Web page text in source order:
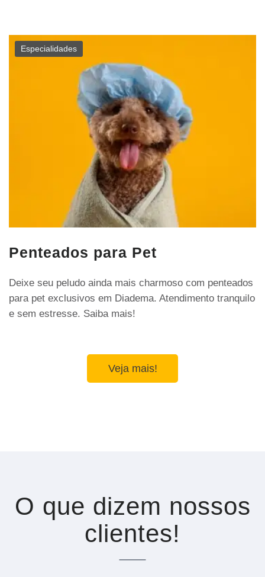
Especialidades
Penteados para Pet
Deixe seu peludo ainda mais charmoso com penteados
para pet exclusivos em Diadema. Atendimento tranquilo
e sem estresse. Saiba mais!
Veja mais!
O que dizem nossos
clientes!